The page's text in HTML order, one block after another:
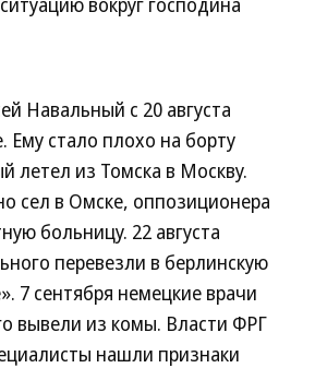
Навальный с 20 августа
Ему стало плохо на борту
летел из Томска в Москву.
сел в Омске, оппозиционера
больницу. 22 августа
перевезли в берлинскую
7 сентября немецкие врачи
вывели из комы. Власти ФРГ
нашли признаки